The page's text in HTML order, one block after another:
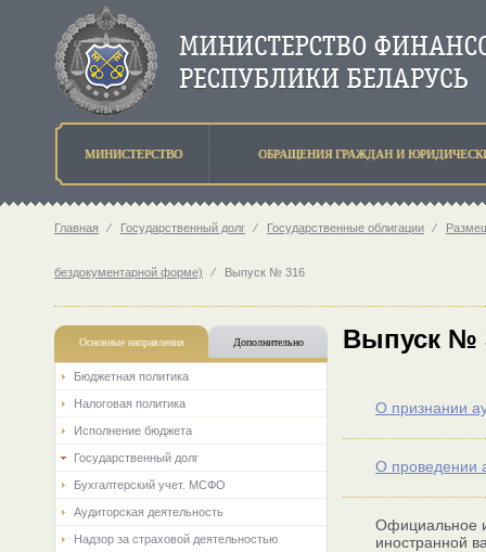
МИНИСТЕРСТВО ОБРАЩЕНИЯ ГРАЖДАН И
Главная ⁄ Государственный долг ⁄ Государственные облигации ⁄
бездокументарной форме) ⁄ Выпуск № 316
Основные направления Дополнительно
Бюджетная политика
Налоговая политика
Исполнение бюджета
Государственный долг
Бухгалтерский учет. МСФО
Аудиторская деятельность
Надзор за страховой деятельностью
Выпуск №
О признании
О проведении
Официальное
иностранной